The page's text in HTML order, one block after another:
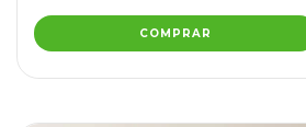
COMPRAR